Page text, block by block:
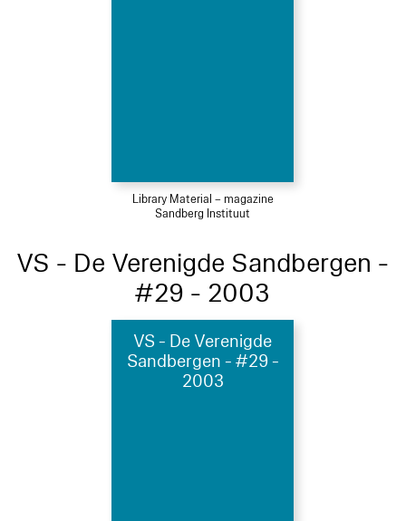
Library Material – magazine
Sandberg Instituut
VS - De Verenigde Sandbergen -
#29 - 2003
VS - De Verenigde
Sandbergen - #29 -
2003